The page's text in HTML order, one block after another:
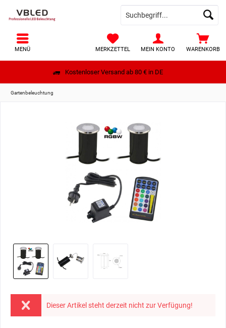
Kostenloser Versand ab 80 € in DE
WARENKORB
MERKZETTEL MEIN KONTO
MENÜ
Gartenbeleuchtung
Dieser Artikel steht derzeit nicht zur Verfügung!